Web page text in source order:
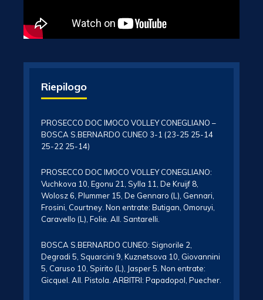
Riepilogo
PROSECCO DOC IMOCO VOLLEY CONEGLIANO –
BOSCA S.BERNARDO CUNEO 3-1 (23-25 25-14
25-22 25-14)
PROSECCO DOC IMOCO VOLLEY CONEGLIANO:
Vuchkova 10, Egonu 21, Sylla 11, De Kruijf 8,
Wolosz 6, Plummer 15, De Gennaro (L), Gennari,
Frosini, Courtney. Non entrate: Butigan, Omoruyi,
Caravello (L), Folie. All. Santarelli.
BOSCA S.BERNARDO CUNEO: Signorile 2,
Degradi 5, Squarcini 9, Kuznetsova 10, Giovannini
5, Caruso 10, Spirito (L), Jasper 5. Non entrate:
Gicquel. All. Pistola. ARBITRI: Papadopol, Puecher.